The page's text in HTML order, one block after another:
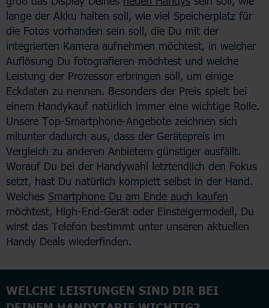
lange der Akku halten soll, wie viel Speicherplatz für
die Fotos vorhanden sein soll, die Du mit der
integrierten Kamera aufnehmen möchtest, in welcher
Auflösung Du fotografieren möchtest und welche
Leistung der Prozessor erbringen soll, um einige
Eckdaten zu nennen. Besonders der Preis spielt bei
einem Handykauf natürlich immer eine wichtige Rolle.
Unsere Top-Smartphone-Angebote zeichnen sich
mitunter dadurch aus, dass der Gerätepreis im
Vergleich zu anderen Anbietern günstiger ausfällt.
Worauf Du bei der Handywahl letztendlich den Fokus
setzt, hast Du natürlich komplett selbst in der Hand.
Welches Smartphone Du am Ende auch kaufen
möchtest, High-End-Gerät oder Einsteigermodell, Du
wirst das Telefon bestimmt unter unseren aktuellen
Handy Deals wiederfinden.
WELCHE LEISTUNGEN SIND DIR BEI